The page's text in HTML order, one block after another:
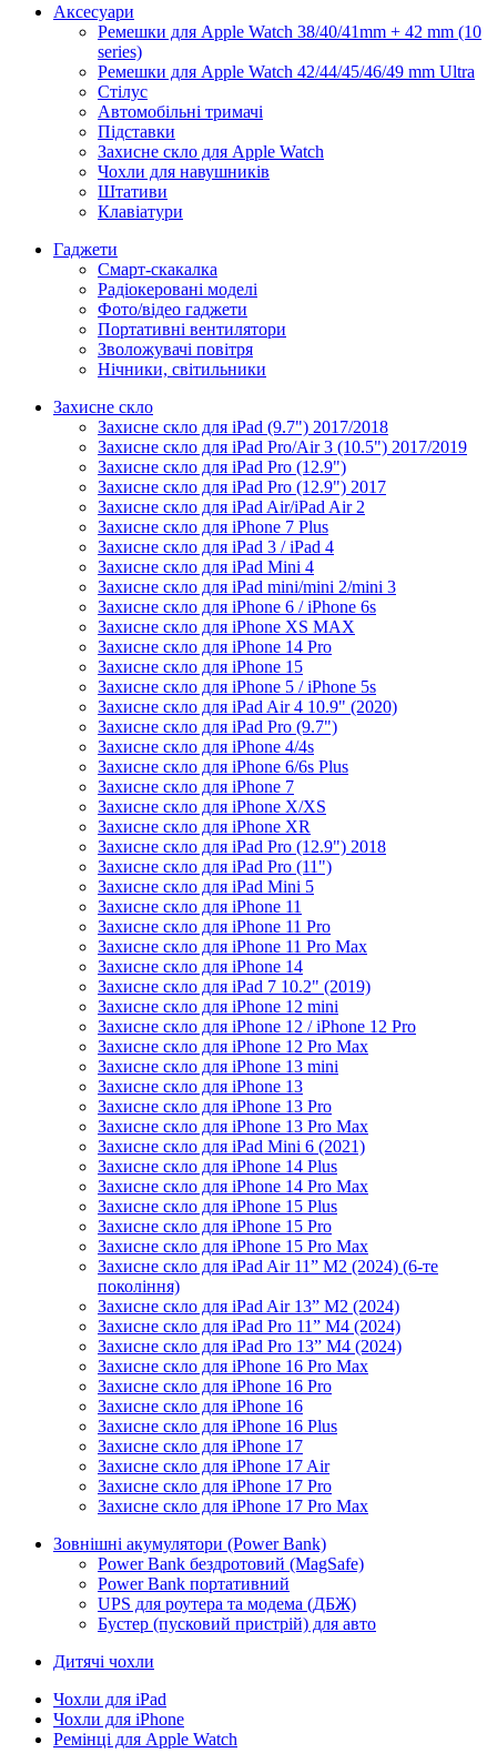
Аксесуари
Ремешки для Apple Watch 38/40/41mm + 42 mm (10
series)
Ремешки для Apple Watch 42/44/45/46/49 mm Ultra
Стілус
Автомобільні тримачі
Підставки
Захисне скло для Apple Watch
Чохли для навушників
Штативи
Клавіатури
Гаджети
Смарт-скакалка
Радіокеровані моделі
Фото/відео гаджети
Портативні вентилятори
Зволожувачі повітря
Нічники, світильники
Захисне скло
Захисне скло для iPad (9.7") 2017/2018
Захисне скло для iPad Pro/Air 3 (10.5") 2017/2019
Захисне скло для iPad Pro (12.9")
Захисне скло для iPad Pro (12.9") 2017
Захисне скло для iPad Air/iPad Air 2
Захисне скло для iPhone 7 Plus
Захисне скло для iPad 3 / iPad 4
Захисне скло для iPad Mini 4
Захисне скло для iPad mini/mini 2/mini 3
Захисне скло для iPhone 6 / iPhone 6s
Захисне скло для iPhone XS MAX
Захисне скло для iPhone 14 Pro
Захисне скло для iPhone 15
Захисне скло для iPhone 5 / iPhone 5s
Захисне скло для iPad Air 4 10.9" (2020)
Захисне скло для iPad Pro (9.7")
Захисне скло для iPhone 4/4s
Захисне скло для iPhone 6/6s Plus
Захисне скло для iPhone 7
Захисне скло для iPhone X/XS
Захисне скло для iPhone XR
Захисне скло для iPad Pro (12.9") 2018
Захисне скло для iPad Pro (11")
Захисне скло для iPad Mini 5
Захисне скло для iPhone 11
Захисне скло для iPhone 11 Pro
Захисне скло для iPhone 11 Pro Max
Захисне скло для iPhone 14
Захисне скло для iPad 7 10.2" (2019)
Захисне скло для iPhone 12 mini
Захисне скло для iPhone 12 / iPhone 12 Pro
Захисне скло для iPhone 12 Pro Max
Захисне скло для iPhone 13 mini
Захисне скло для iPhone 13
Захисне скло для iPhone 13 Pro
Захисне скло для iPhone 13 Pro Max
Захисне скло для iPad Mini 6 (2021)
Захисне скло для iPhone 14 Plus
Захисне скло для iPhone 14 Pro Max
Захисне скло для iPhone 15 Plus
Захисне скло для iPhone 15 Pro
Захисне скло для iPhone 15 Pro Max
Захисне скло для iPad Air 11” M2 (2024) (6-те
покоління)
Захисне скло для iPad Air 13” M2 (2024)
Захисне скло для iPad Pro 11” M4 (2024)
Захисне скло для iPad Pro 13” M4 (2024)
Захисне скло для iPhone 16 Pro Max
Захисне скло для iPhone 16 Pro
Захисне скло для iPhone 16
Захисне скло для iPhone 16 Plus
Захисне скло для iPhone 17
Захисне скло для iPhone 17 Air
Захисне скло для iPhone 17 Pro
Захисне скло для iPhone 17 Pro Max
Зовнішні акумулятори (Power Bank)
Power Bank бездротовий (MagSafe)
Power Bank портативний
UPS для роутера та модема (ДБЖ)
Бустер (пусковий пристрій) для авто
Дитячі чохли
Чохли для iPad
Чохли для iPhone
Ремінці для Apple Watch